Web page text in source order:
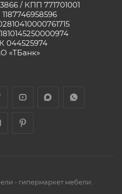
/ КПП 771701001
044525974
«ТБанк»
- гипермаркет мебели: